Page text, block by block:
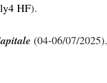
HF).
(04-06/07/2025).